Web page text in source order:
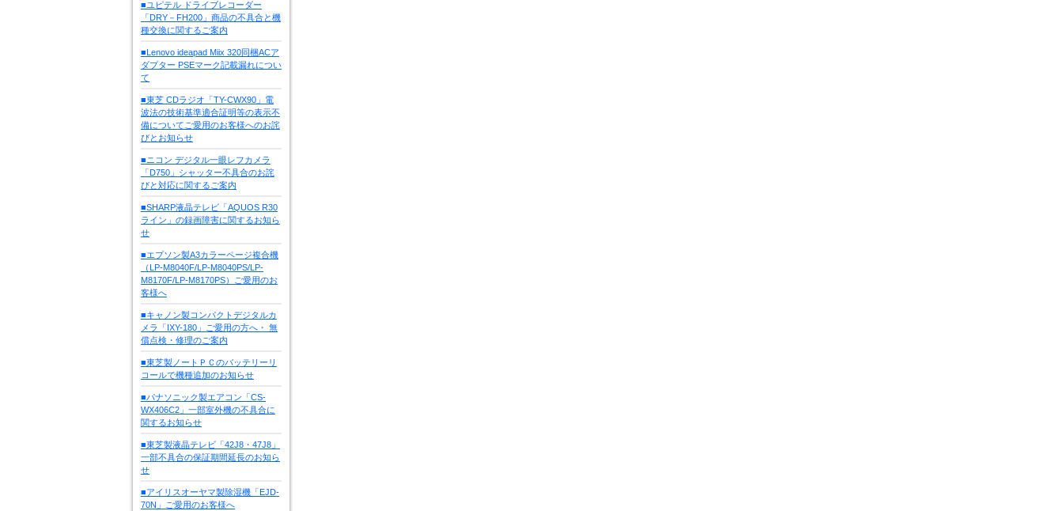
■ユピテル ドライブレコーダー
「DRY－FH200」商品の不具合と機
種交換に関するご案内
■Lenovo ideapad Miix 320同梱ACア
ダプター PSEマーク記載漏れについ
て
■東芝 CDラジオ「TY-CWX90」電
波法の技術基準適合証明等の表示不
備についてご愛用のお客様へのお詫
びとお知らせ
■ニコン デジタル一眼レフカメラ
「D750」シャッター不具合のお詫
びと対応に関するご案内
■SHARP液晶テレビ「AQUOS R30
ライン」の録画障害に関するお知ら
せ
■エプソン製A3カラーページ複合機
（LP-M8040F/LP-M8040PS/LP-
M8170F/LP-M8170PS）ご愛用のお
客様へ
■キャノン製コンパクトデジタルカ
メラ「IXY-180」ご愛用の方へ・ 無
償点検・修理のご案内
■東芝製ノートＰＣのバッテリーリ
コールで機種追加のお知らせ
■パナソニック製エアコン「CS-
WX406C2」一部室外機の不具合に
関するお知らせ
■東芝製液晶テレビ「42J8・47J8」
一部不具合の保証期間延長のお知ら
せ
■アイリスオーヤマ製除湿機「EJD-
70N」ご愛用のお客様へ